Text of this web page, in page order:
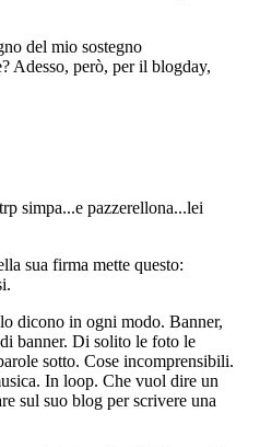
del mio sostegno
Adesso, però, per il blogday,
simpa...e pazzerellona...lei
sua firma mette questo:
dicono in ogni modo. Banner,
banner. Di solito le foto le
sotto. Cose incomprensibili.
In loop. Che vuol dire un
sul suo blog per scrivere una